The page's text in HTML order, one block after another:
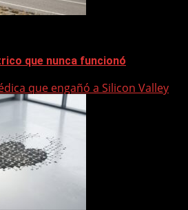
que nunca funcionó
que engañó a Silicon Valley